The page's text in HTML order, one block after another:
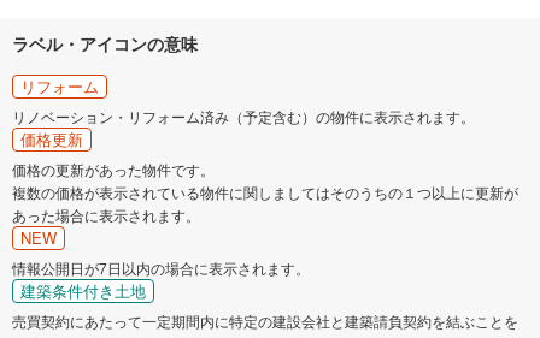
ラベル・アイコンの意味
リフォーム
リノベーション・リフォーム済み（予定含む）の物件に表示されます。
価格更新
価格の更新があった物件です。
複数の価格が表示されている物件に関しましてはそのうちの１つ以上に更新が
あった場合に表示されます。
NEW
情報公開日が7日以内の場合に表示されます。
建築条件付き土地
売買契約にあたって一定期間内に特定の建設会社と建築請負契約を結ぶことを